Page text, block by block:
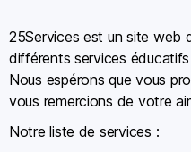
25Services est un site web
différents services
Nous espérons que vous
vous remercions de votre
Notre liste de services :